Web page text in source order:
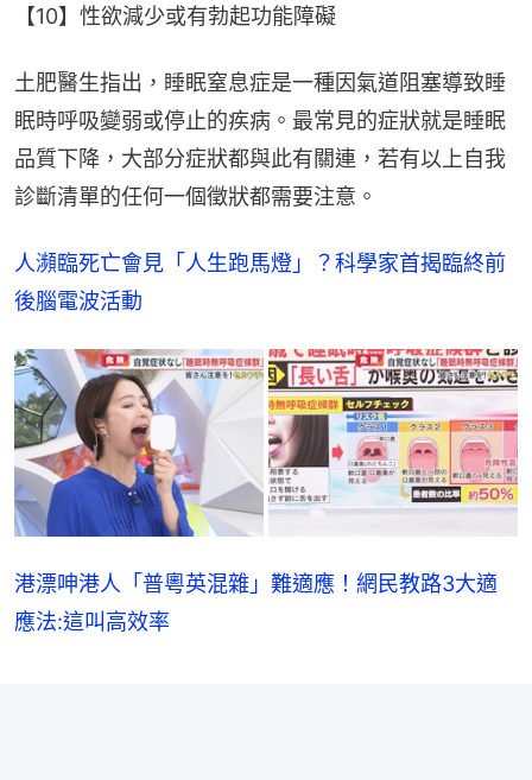
【10】性欲減少或有勃起功能障礙
土肥醫生指出，睡眠窒息症是一種因氣道阻塞導致睡
眠時呼吸變弱或停止的疾病。最常見的症狀就是睡眠
品質下降，大部分症狀都與此有關連，若有以上自我
診斷清單的任何一個徵狀都需要注意。
人瀕臨死亡會見「人生跑馬燈」？科學家首揭臨終前
後腦電波活動
港漂呻港人「普粵英混雜」難適應！網民教路3大適
應法:這叫高效率